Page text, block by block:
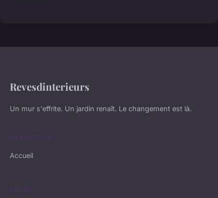
Revesdinterieurs
Un mur s'effrite. Un jardin renaît. Le changement est là.
NAVIGATION
Accueil
LÉGAL